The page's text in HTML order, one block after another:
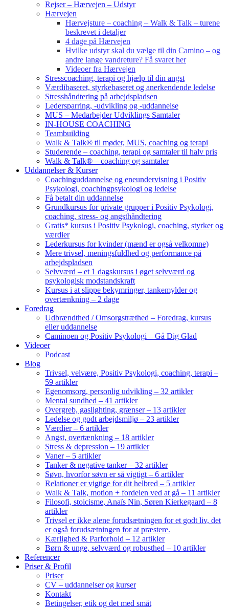
Rejser – Hærvejen – Udstyr
Hærvejen
Hærvejsture – coaching – Walk & Talk – turene
beskrevet i detaljer
4 dage på Hærvejen
Hvilke udstyr skal du vælge til din Camino – og
andre lange vandreture? Få svaret her
Videoer fra Hærvejen
Stresscoaching, terapi og hjælp til din angst
Værdibaseret, styrkebaseret og anerkendende ledelse
Stresshåndtering på arbejdspladsen
Ledersparring, -udvikling og -uddannelse
MUS – Medarbejder Udviklings Samtaler
IN-HOUSE COACHING
Teambuilding
Walk & Talk® til møder, MUS, coaching og terapi
Studerende – coaching, terapi og samtaler til halv pris
Walk & Talk® – coaching og samtaler
Uddannelser & Kurser
Coachinguddannelse og eneundervisning i Positiv
Psykologi, coachingpsykologi og ledelse
Få betalt din uddannelse
Grundkursus for private grupper i Positiv Psykologi,
coaching, stress- og angsthåndtering
Gratis* kursus i Positiv Psykologi, coaching, styrker og
værdier
Lederkursus for kvinder (mænd er også velkomne)
Mere trivsel, meningsfuldhed og performance på
arbejdspladsen
Selvværd – et 1 dagskursus i øget selvværd og
psykologisk modstandskraft
Kursus i at slippe bekymringer, tankemylder og
overtænkning – 2 dage
Foredrag
Udbrændthed / Omsorgstræthed – Foredrag, kursus
eller uddannelse
Caminoen og Positiv Psykologi – Gå Dig Glad
Videoer
Podcast
Blog
Trivsel, velvære, Positiv Psykologi, coaching, terapi –
59 artikler
Egenomsorg, personlig udvikling – 32 artikler
Mental sundhed – 41 artikler
Overgreb, gaslighting, grænser – 13 artikler
Ledelse og godt arbejdsmiljø – 23 artikler
Værdier – 6 artikler
Angst, overtænkning – 18 artikler
Stress & depression – 19 artikler
Vaner – 5 artikler
Tanker & negative tanker – 32 artikler
Søvn, hvorfor søvn er så vigtigt – 6 artikler
Relationer er vigtige for dit helbred – 5 artikler
Walk & Talk, motion + fordelen ved at gå – 11 artikler
Filosofi, stoicisme, Anaïs Nin, Søren Kierkegaard – 8
artikler
Trivsel er ikke alene forudsætningen for et godt liv, det
er også forudsætningen for at præstere.
Kærlighed & Parforhold – 12 artikler
Børn & unge, selvværd og robusthed – 10 artikler
Referencer
Priser & Profil
Priser
CV – uddannelser og kurser
Kontakt
Betingelser, etik og det med småt